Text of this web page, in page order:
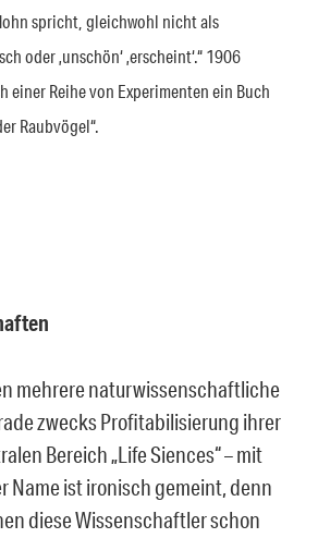
spricht, gleichwohl nicht als
oder ‚unschön‘ ‚erscheint‘.“ 1906
einer Reihe von Experimenten ein Buch
Raubvögel“.
mehrere naturwissenschaftliche
zwecks Profitabilisierung ihrer
Bereich „Life Siences“ – mit
Name ist ironisch gemeint, denn
diese Wissenschaftler schon